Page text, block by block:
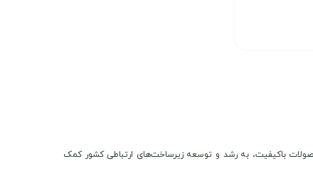
محصولات باکیفیت، به رشد و توسعه زیرساخت‌های ارتباطی کشور کمک